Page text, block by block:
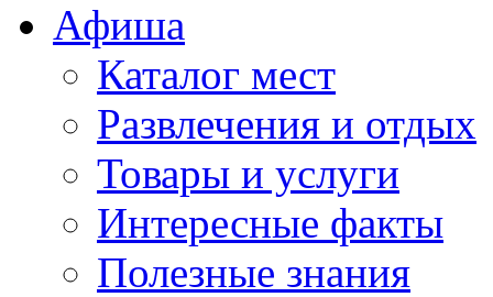
Афиша
Каталог мест
Развлечения и отдых
Товары и услуги
Интересные факты
Полезные знания